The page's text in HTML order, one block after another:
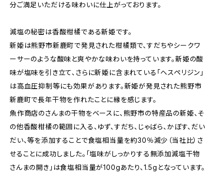
分ご満足いただける味わいに仕上がっております。
減塩の秘密は香酸柑橘である新姫です。
新姫は熊野市新鹿町で発見された柑橘類で、すだちやシークワ
ーサーのような酸味と爽やかな味わいを持っています。新姫の酸
味が塩味を引き立て、さらに新姫に含まれている「ヘスペリジン」
は高血圧抑制等にも効果があります。新姫が発見された熊野市
新鹿町で長年干物を作れたことに縁を感じます。
魚作商店のさんまの干物をベースに、熊野市の特産品の新姫、そ
の他香酸柑橘の範囲に入る、ゆず、すだち、じゃばら、かぼす、だい
だい、等を添加することで食塩相当量を約30％減少（当社比）さ
せることに成功しました。「塩味がしっかりする無添加減塩干物
さんまの開き」は食塩相当量が100gあたり、1.5gとなっています。